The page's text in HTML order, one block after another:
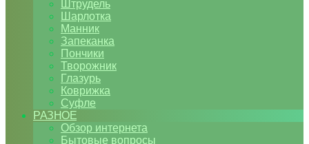
Штрудель
Шарлотка
Манник
Запеканка
Пончики
Творожник
Глазурь
Коврижка
Суфле
РАЗНОЕ
Обзор интернета
Бытовые вопросы